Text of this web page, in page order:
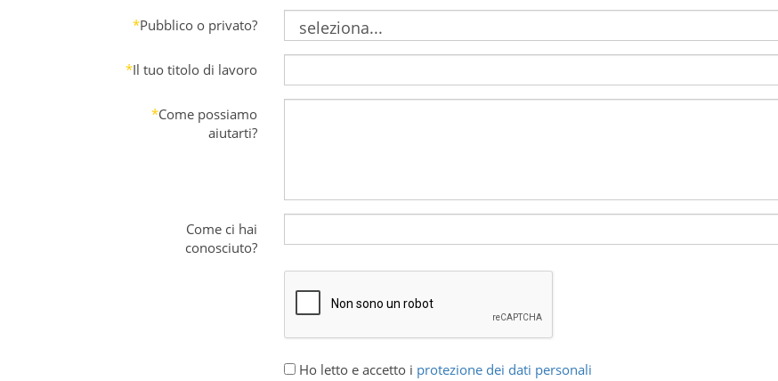
*Pubblico o privato?
*Il tuo titolo di lavoro
*Come possiamo
aiutarti?
Come ci hai
conosciuto?
Ho letto e accetto i protezione dei dati personali